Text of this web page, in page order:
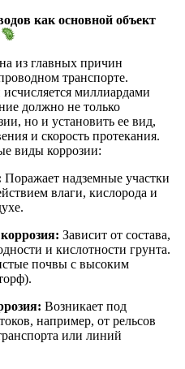
как основной объект
из главных причин
транспорте.
миллиардами
должно не только
но и установить ее вид,
и скорость протекания.
виды коррозии:
Поражает надземные участки
влаги, кислорода и
Зависит от состава,
и кислотности грунта.
почвы с высоким
Возникает под
например, от рельсов
или линий